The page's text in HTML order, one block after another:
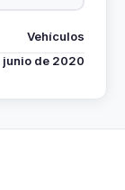
Vehículos
junio de 2020